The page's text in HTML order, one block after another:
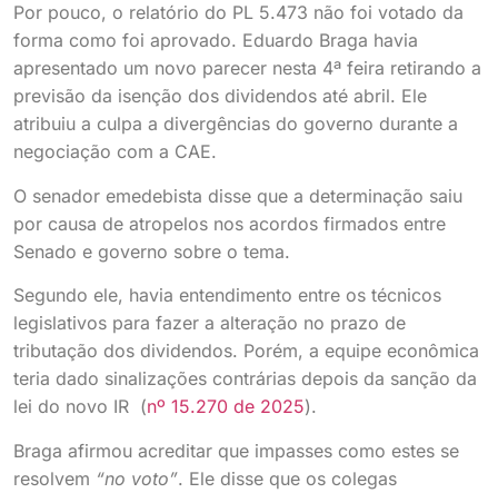
Por pouco, o relatório do PL 5.473 não foi votado da
forma como foi aprovado. Eduardo Braga havia
apresentado um novo parecer nesta 4ª feira retirando a
previsão da isenção dos dividendos até abril. Ele
atribuiu a culpa a divergências do governo durante a
negociação com a CAE.
O senador emedebista disse que a determinação saiu
por causa de atropelos nos acordos firmados entre
Senado e governo sobre o tema.
Segundo ele, havia entendimento entre os técnicos
legislativos para fazer a alteração no prazo de
tributação dos dividendos. Porém, a equipe econômica
teria dado sinalizações contrárias depois da sanção da
lei do novo IR (nº 15.270 de 2025).
Braga afirmou acreditar que impasses como estes se
resolvem “no voto”. Ele disse que os colegas